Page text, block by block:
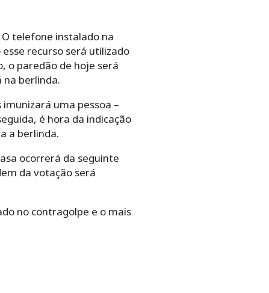
telefone instalado na
recurso será utilizado
o paredão de hoje será
na berlinda.
uma pessoa –
é hora da indicação
a berlinda.
ocorrerá da seguinte
da votação será
no contragolpe e o mais